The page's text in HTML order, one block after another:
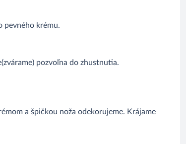
pevného krému.
pozvoľna do zhustnutia.
a špičkou noža odekorujeme. Krájame